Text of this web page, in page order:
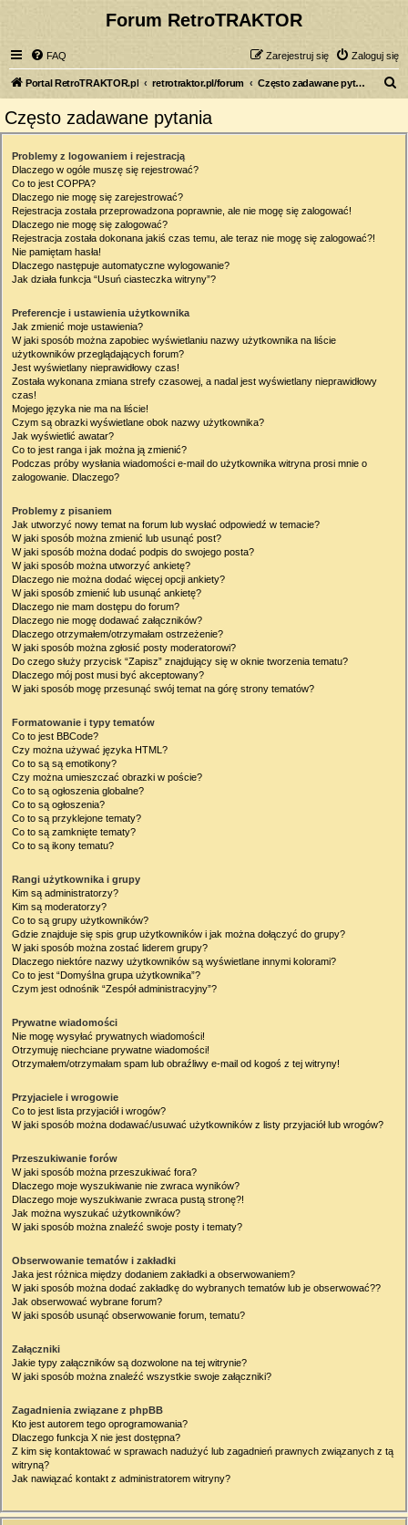
Forum RetroTRAKTOR
FAQ Zaloguj się
Zarejestruj się
Portal RetroTRAKTOR.pl retrotraktor.pl/forum Często zadawane pytania
Często zadawane pytania
Problemy z logowaniem i rejestracją
Dlaczego w ogóle muszę się rejestrować?
Co to jest COPPA?
Dlaczego nie mogę się zarejestrować?
Rejestracja została przeprowadzona poprawnie, ale nie mogę się zalogować!
Dlaczego nie mogę się zalogować?
Rejestracja została dokonana jakiś czas temu, ale teraz nie mogę się zalogować?!
Nie pamiętam hasła!
Dlaczego następuje automatyczne wylogowanie?
Jak działa funkcja “Usuń ciasteczka witryny”?
Preferencje i ustawienia użytkownika
Jak zmienić moje ustawienia?
W jaki sposób można zapobiec wyświetlaniu nazwy użytkownika na liście
użytkowników przeglądających forum?
Jest wyświetlany nieprawidłowy czas!
Została wykonana zmiana strefy czasowej, a nadal jest wyświetlany nieprawidłowy
czas!
Mojego języka nie ma na liście!
Czym są obrazki wyświetlane obok nazwy użytkownika?
Jak wyświetlić awatar?
Co to jest ranga i jak można ją zmienić?
Podczas próby wysłania wiadomości e-mail do użytkownika witryna prosi mnie o
zalogowanie. Dlaczego?
Problemy z pisaniem
Jak utworzyć nowy temat na forum lub wysłać odpowiedź w temacie?
W jaki sposób można zmienić lub usunąć post?
W jaki sposób można dodać podpis do swojego posta?
W jaki sposób można utworzyć ankietę?
Dlaczego nie można dodać więcej opcji ankiety?
W jaki sposób zmienić lub usunąć ankietę?
Dlaczego nie mam dostępu do forum?
Dlaczego nie mogę dodawać załączników?
Dlaczego otrzymałem/otrzymałam ostrzeżenie?
W jaki sposób można zgłosić posty moderatorowi?
Do czego służy przycisk “Zapisz” znajdujący się w oknie tworzenia tematu?
Dlaczego mój post musi być akceptowany?
W jaki sposób mogę przesunąć swój temat na górę strony tematów?
Formatowanie i typy tematów
Co to jest BBCode?
Czy można używać języka HTML?
Co to są są emotikony?
Czy można umieszczać obrazki w poście?
Co to są ogłoszenia globalne?
Co to są ogłoszenia?
Co to są przyklejone tematy?
Co to są zamknięte tematy?
Co to są ikony tematu?
Rangi użytkownika i grupy
Kim są administratorzy?
Kim są moderatorzy?
Co to są grupy użytkowników?
Gdzie znajduje się spis grup użytkowników i jak można dołączyć do grupy?
W jaki sposób można zostać liderem grupy?
Dlaczego niektóre nazwy użytkowników są wyświetlane innymi kolorami?
Co to jest “Domyślna grupa użytkownika”?
Czym jest odnośnik “Zespół administracyjny”?
Prywatne wiadomości
Nie mogę wysyłać prywatnych wiadomości!
Otrzymuję niechciane prywatne wiadomości!
Otrzymałem/otrzymałam spam lub obraźliwy e-mail od kogoś z tej witryny!
Przyjaciele i wrogowie
Co to jest lista przyjaciół i wrogów?
W jaki sposób można dodawać/usuwać użytkowników z listy przyjaciół lub wrogów?
Przeszukiwanie forów
W jaki sposób można przeszukiwać fora?
Dlaczego moje wyszukiwanie nie zwraca wyników?
Dlaczego moje wyszukiwanie zwraca pustą stronę?!
Jak można wyszukać użytkowników?
W jaki sposób można znaleźć swoje posty i tematy?
Obserwowanie tematów i zakładki
Jaka jest różnica między dodaniem zakładki a obserwowaniem?
W jaki sposób można dodać zakładkę do wybranych tematów lub je obserwować??
Jak obserwować wybrane forum?
W jaki sposób usunąć obserwowanie forum, tematu?
Załączniki
Jakie typy załączników są dozwolone na tej witrynie?
W jaki sposób można znaleźć wszystkie swoje załączniki?
Zagadnienia związane z phpBB
Kto jest autorem tego oprogramowania?
Dlaczego funkcja X nie jest dostępna?
Z kim się kontaktować w sprawach nadużyć lub zagadnień prawnych związanych z tą
witryną?
Jak nawiązać kontakt z administratorem witryny?